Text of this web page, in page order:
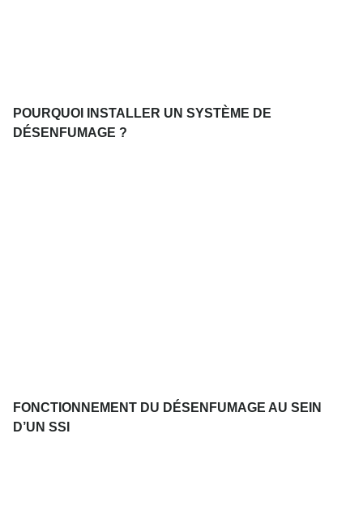
POURQUOI INSTALLER UN SYSTÈME DE
DÉSENFUMAGE ?
FONCTIONNEMENT DU DÉSENFUMAGE AU SEIN
D’UN SSI